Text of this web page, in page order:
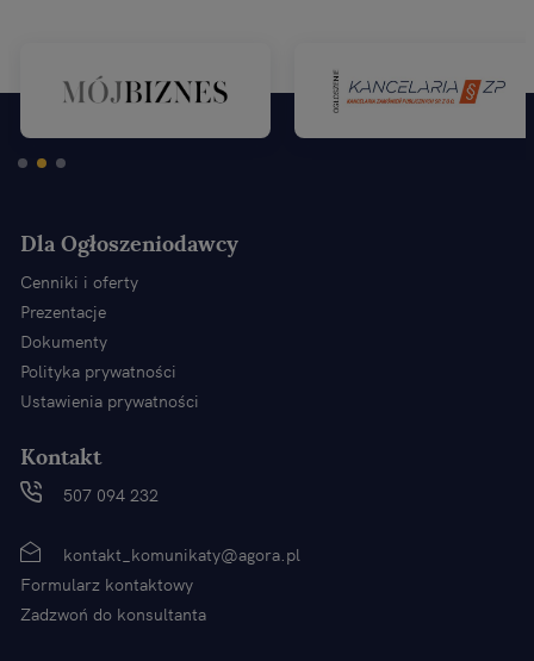
Dla Ogłoszeniodawcy
Cenniki i oferty
Prezentacje
Dokumenty
Polityka prywatności
Ustawienia prywatności
Kontakt
507 094 232
kontakt_komunikaty@agora.pl
Formularz kontaktowy
Zadzwoń do konsultanta